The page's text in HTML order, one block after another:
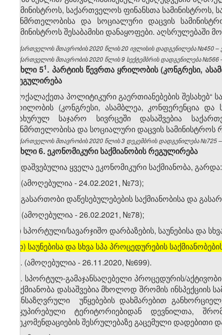
სამინისტროს, საქართველოს ფინანსთა
ჯანმრთელობისა და სოციალური დაცვის
სამინისტროს შესაბამისი დანაყოფები.
საქართველოს მთავრობის 2020 წლის 20 ივლისის დადგენილება №450 –
საქართველოს მთავრობის 2020 წლის 9 სექტემბრის დადგენილება №566
მუხლი 5​1. პარტიის წევრთა ყრილობის (კონგრესი,
რეგულირება
„მოქალაქეთა პოლიტიკური გაერთიანებების
ყრილობის (კონგრესი, ასამბლეა, კონფერენცია
დახურულ საჯარო სივრცეში დასაშვებია
ჯანმრთელობისა და სოციალური დაცვის სამინისტროს
საქართველოს მთავრობის 2020 წლის 3 დეკემბრის დადგენილება №725
მუხლი6.ეკონომიკური საქმიანობისრეგულირება
1. დაშვებულია ყველა ეკონომიკური საქმიანობა, გარდა:
ა) (ამოღებულია - 24.02.2021, №73);
ბ) გასართობი დაწესებულებების საქმიანობისა და
გ) (ამოღებულია - 26.02.2021, №78);
დ) სპორტული/სავარჯიშო დარბაზების, საუნებისა და
დ) საუნებისა და სხვა სპა პროცედურების
. (ამოღებულია - 26.11.2020, №699).
. სპორტულ-გამაჯანსაღებელი პროცედურის/
საქმიანობა დასაშვებია მხოლოდ შრომის ინსპექციის
განსაზღვრული უწყებების დახმარებით
ოკუპირებული ტერიტორიებიდან დევნილთა,
რეკომენდაციების შესრულებაზე გაცემული დადებითი